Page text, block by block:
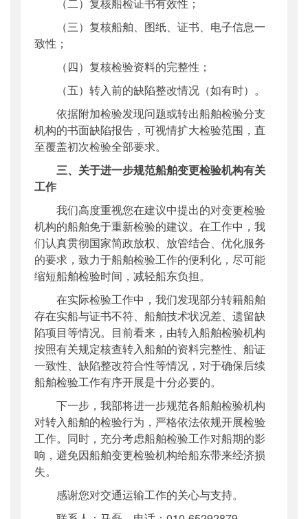
（二） 复核船检证书有效性；
（三） 复核船舶、图纸、证书、电子信息一
致性；
（四） 复核检验资料的完整性；
（五） 转入前的缺陷整改情况（如有时）。
依据附加检验发现问题或转出船舶检验分支
机构的书面缺陷报告，可视情扩大检验范围，直
至覆盖初次检验全部要求。
三、关于进一步规范船舶变更检验机构有关
工作
我们高度重视您在建议中提出的对变更检验
机构的船舶免于重新检验的建议。在工作中，我
们认真贯彻国家简政放权、放管结合、优化服务
的要求，致力于船舶检验工作的便利化，尽可能
缩短船舶检验时间，减轻船东负担。
在实际检验工作中，我们发现部分转籍船舶
存在实船与证书不符、船舶技术状况差、遗留缺
陷项目等情况。目前看来，由转入船舶检验机构
按照有关规定核查转入船舶的资料完整性、船证
一致性、缺陷整改符合性等情况，对于确保后续
船舶检验工作有序开展是十分必要的。
下一步，我部将进一步规范各船舶检验机构
对转入船舶的检验行为，严格依法依规开展检验
工作。同时，充分考虑船舶检验工作对船期的影
响，避免因船舶变更检验机构给船东带来经济损
失。
感谢您对交通运输工作的关心与支持。